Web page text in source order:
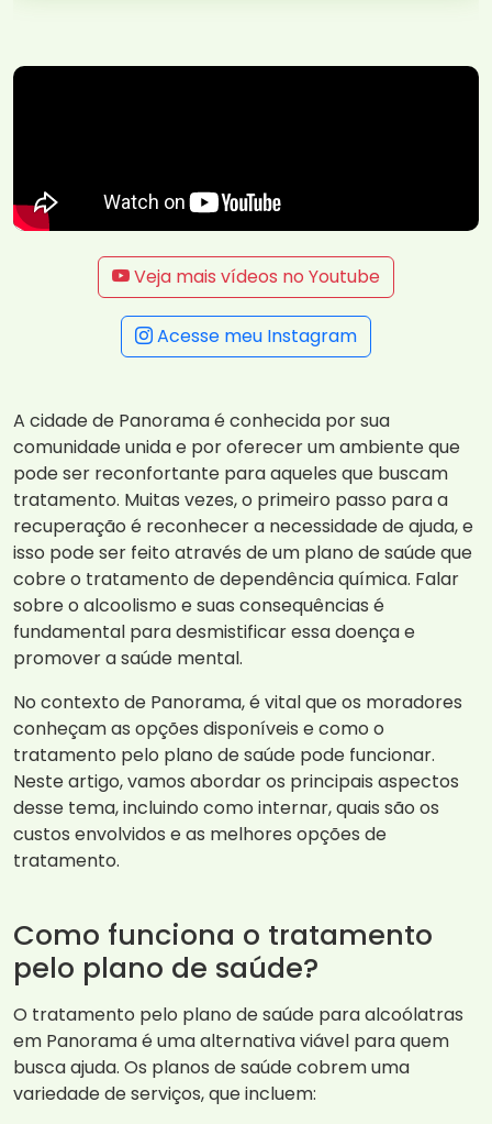
Veja mais vídeos no Youtube
Acesse meu Instagram
A cidade de Panorama é conhecida por sua
comunidade unida e por oferecer um ambiente que
pode ser reconfortante para aqueles que buscam
tratamento. Muitas vezes, o primeiro passo para a
recuperação é reconhecer a necessidade de ajuda, e
isso pode ser feito através de um plano de saúde que
cobre o tratamento de dependência química. Falar
sobre o alcoolismo e suas consequências é
fundamental para desmistificar essa doença e
promover a saúde mental.
No contexto de Panorama, é vital que os moradores
conheçam as opções disponíveis e como o
tratamento pelo plano de saúde pode funcionar.
Neste artigo, vamos abordar os principais aspectos
desse tema, incluindo como internar, quais são os
custos envolvidos e as melhores opções de
tratamento.
Como funciona o tratamento
pelo plano de saúde?
O tratamento pelo plano de saúde para alcoólatras
em Panorama é uma alternativa viável para quem
busca ajuda. Os planos de saúde cobrem uma
variedade de serviços, que incluem: